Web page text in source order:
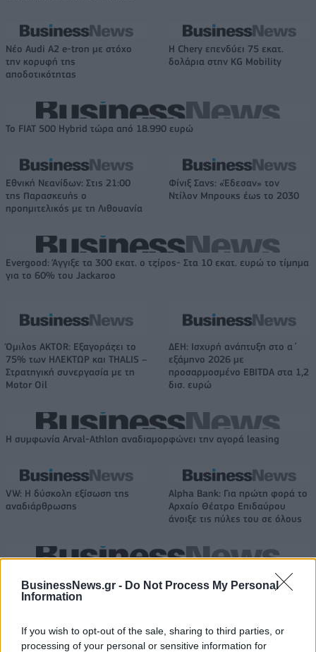
BusinessNews.gr - Do Not Process My Personal
Information
If you wish to opt-out of the sale, sharing to third parties, or
processing of your personal or sensitive information for
Νέο Audi A2 e-tron με στόχο
την κορυφή της
αποδοτικότητας
Η Chery επενδύει 75 εκατ.
δολάρια στην KG Mobility
Το FIAT 500 Hybrid τώρα από 18.990 ευρώ
Εθνική Νεανίδων: Στις 21:00
της Παρασκευής ο
προημιτελικός με τη Λιθουανία
Φίνιξ Σανς: «Έδεσαν» τον
Ντίλον Μπρουκς έως το 2030
Evergood: Άγγιξε τα 300 εκατ. ο τζίρος- Στα 10 εκατ. ευρώ το τίμημα
για το 60% του Jackaroo
Όμιλος AKTOR: Εξαγοράζει το
75% των ΗΛΕΚΤΩΡ και THALIS –
Στρατηγική συνεργασία με τη
Motor Oil
ΔΕΗ: Ισχυρή ανάπτυξη στο α΄
εξάμηνο 2026 με
προσαρμοσμένο EBITDA στα 1,2
δισ. ευρώ
Η συμφωνία Arval-Athlon αναδιαμορφώνει την αγορά leasing
VW: Η δύσκολη εξίσωση της
αναδιάρθρωσης
Alpha Bank: Για πρώτη φορά το
Αρχαίο Θέατρο Επιδαύρου
άνοιξε τις πύλες του σε όλους
βιωσιμότητα σε καθημερινή πράξη
Stoiximan: «Πού ήσουν;» στις μεγάλες στιγμές του Ολυμπιακού